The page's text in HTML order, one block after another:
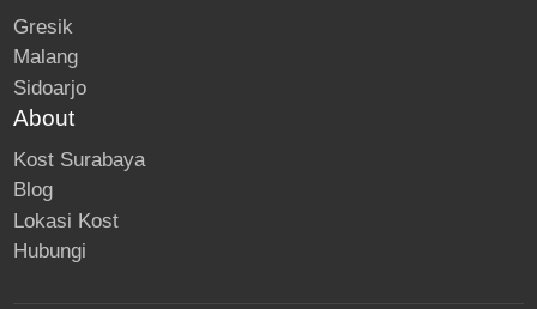
Gresik
Malang
Sidoarjo
About
Kost Surabaya
Blog
Lokasi Kost
Hubungi